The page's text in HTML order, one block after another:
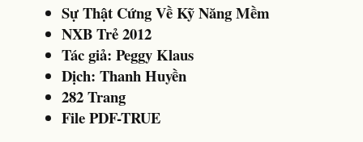
Sự Thật Cứng Về Kỹ Năng Mềm
NXB Trẻ 2012
Tác giả: Peggy Klaus
Dịch: Thanh Huyền
282 Trang
File PDF-TRUE